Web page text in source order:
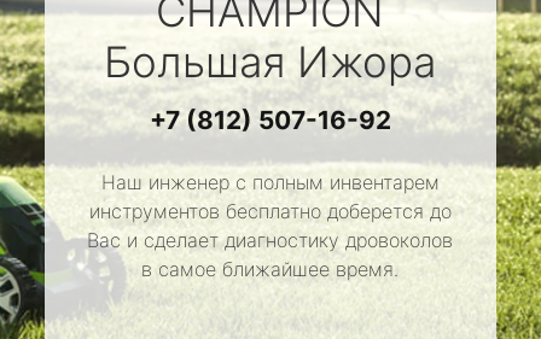
CHAMPION
Большая Ижора
+7 (812) 507-16-92
Наш инженер с полным инвентарем
инструментов бесплатно доберется до
Вас и сделает диагностику дровоколов
в самое ближайшее время.